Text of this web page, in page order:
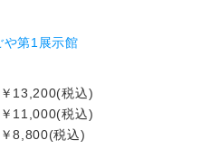
や第1展示館
13,200(税込)
11,000(税込)
8,800(税込)